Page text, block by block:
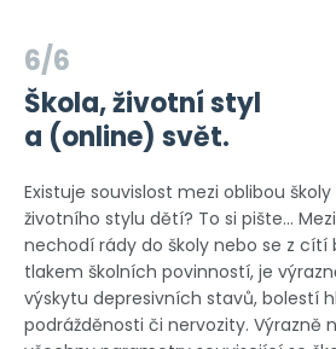
6/6
Škola, životní styl
a (online) svět.
Existuje souvislost mezi oblibou
životního stylu dětí? To si pište…
nechodí rády do školy nebo se z cítí
tlakem školních povinností, je
výskytu depresivních stavů, bolestí
podrážděnosti či nervozity. Výrazně